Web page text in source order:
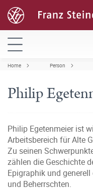
Home Person
Philip
Philip Egetenmeier ist
Arbeitsbereich für Alte
Zu seinen
zählen die Geschichte
Epigraphik und
und Beherrschten.